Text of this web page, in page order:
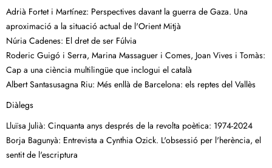
Adrià Fortet i Martínez: Perspectives davant la guerra de Gaza. Una
aproximació a la situació actual de l'Orient Mitjà
Núria Cadenes: El dret de ser Fúlvia
Roderic Guigó i Serra, Marina Massaguer i Comes, Joan Vives i Tomàs:
Cap a una ciència multilingüe que inclogui el català
Albert Santasusagna Riu: Més enllà de Barcelona: els reptes del Vallès
Diàlegs
Lluïsa Julià: Cinquanta anys després de la revolta poètica: 1974-2024
Borja Bagunyà: Entrevista a Cynthia Ozick. L'obsessió per l'herència, el
sentit de l'escriptura